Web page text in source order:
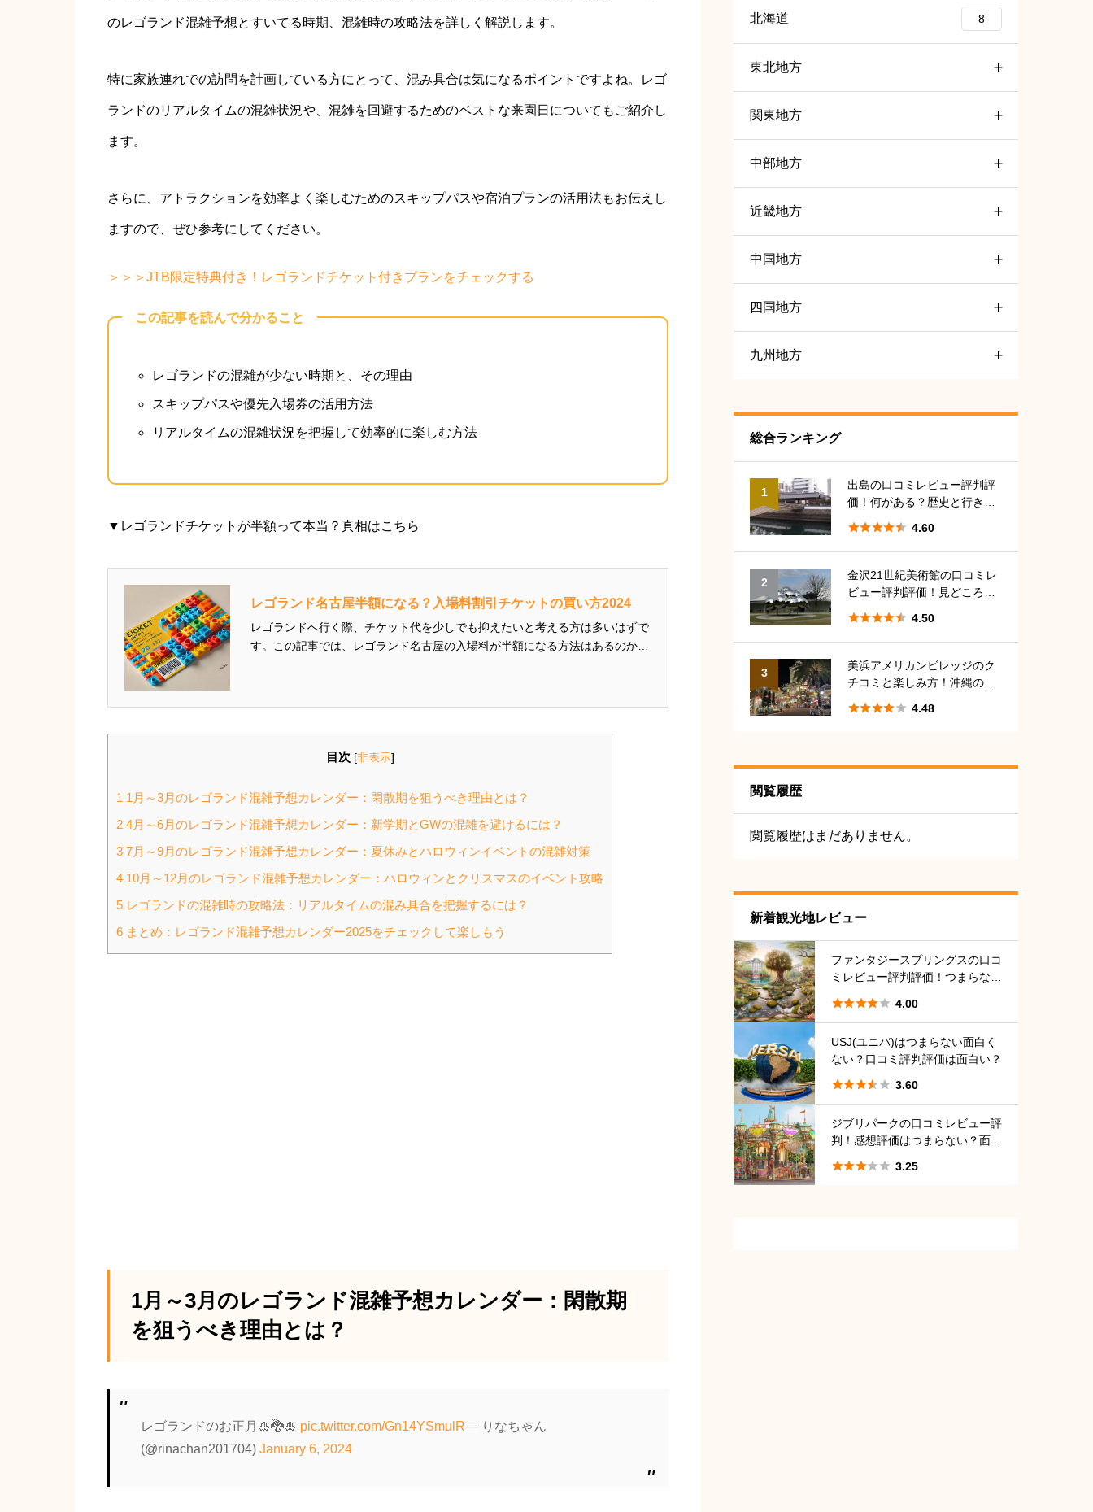
のレゴランド混雑予想とすいてる時期、混雑時の攻略法を詳しく解説します。
特に家族連れでの訪問を計画している方にとって、混み具合は気になるポイントですよね。レゴ
ランドのリアルタイムの混雑状況や、混雑を回避するためのベストな来園日についてもご紹介し
ます。
さらに、アトラクションを効率よく楽しむためのスキップパスや宿泊プランの活用法もお伝えし
ますので、ぜひ参考にしてください。
＞＞＞JTB限定特典付き！レゴランドチケット付きプランをチェックする
この記事を読んで分かること
レゴランドの混雑が少ない時期と、その理由
スキップパスや優先入場券の活用方法
リアルタイムの混雑状況を把握して効率的に楽しむ方法
▼レゴランドチケットが半額って本当？真相はこちら
レゴランド名古屋半額になる？入場料割引チケットの買い方2024
レゴランドへ行く際、チケット代を少しでも抑えたいと考える方は多いはずで
す。この記事では、レゴランド名古屋の入場料が半額になる方法はあるのか
目次 [非表示]
1 1月～3月のレゴランド混雑予想カレンダー：閑散期を狙うべき理由とは？
2 4月～6月のレゴランド混雑予想カレンダー：新学期とGWの混雑を避けるには？
3 7月～9月のレゴランド混雑予想カレンダー：夏休みとハロウィンイベントの混雑対策
4 10月～12月のレゴランド混雑予想カレンダー：ハロウィンとクリスマスのイベント攻略
5 レゴランドの混雑時の攻略法：リアルタイムの混み具合を把握するには？
6 まとめ：レゴランド混雑予想カレンダー2025をチェックして楽しもう
1月～3月のレゴランド混雑予想カレンダー：閑散期
を狙うべき理由とは？
レゴランドのお正月🎍🐉🎍 pic.twitter.com/Gn14YSmulR— りなちゃん
(@rinachan201704)January 6, 2024
北海道 8
東北地方
山形
岩手
宮城
秋田
青森
福島
関東地方
茨木
埼玉
栃木
群馬
千葉
東京 16
神奈川 5
中部地方
石川
富山
愛知
長野
静岡 5
近畿地方
三重
大阪
中国地方
島根
四国地方
高知
愛媛 5
九州地方
長崎 8
総合ランキング
1
出島の口コミレビュー評判評
価！何がある？歴史と行き方
 4.60
2
金沢21世紀美術館の口コミレ
ビュー評判評価！見どころや
 4.50
3
美浜アメリカンビレッジのク
チコミと楽しみ方！沖縄の定
 4.48
閲覧履歴
閲覧履歴はまだありません。
新着観光地レビュー
ファンタジースプリングスの口コ
ミレビュー評判評価！つまらな
 4.00
USJ(ユニバ)はつまらない面白く
ない？口コミ評判評価は面白い？
 3.60
ジブリパークの口コミレビュー評
判！感想評価はつまらない？面白
 3.25